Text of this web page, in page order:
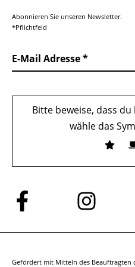
Abonnieren Sie unseren Newsletter.
*Pflichtfeld
E-Mail Adresse
Bitte beweise, dass
wähle das
Folge
uns
auf
Folge
uns
auf
Gefördert mit Mitteln des Beauftragten